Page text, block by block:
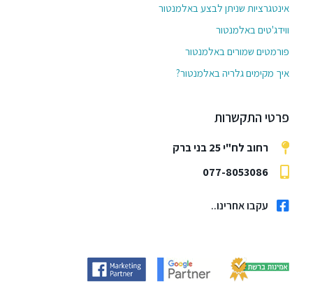
אינטגרציות שניתן לבצע באלמנטור
ווידג'טים באלמנטור
פורמטים שמורים באלמנטור
איך מקימים גלריה באלמנטור?
פרטי התקשרות
רחוב לח"י 25 בני ברק
077-8053086
עקבו אחרינו..